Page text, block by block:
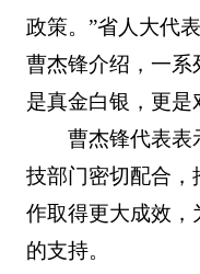
政策。”省人大代
曹杰锋介绍，一系
是真金白银，更是
曹杰锋代表表
技部门密切配合，
作取得更大成效，
的支持。